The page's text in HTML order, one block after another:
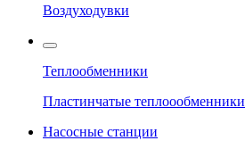
Воздуходувки
Теплообменники
Пластинчатые теплоообменники
Насосные станции